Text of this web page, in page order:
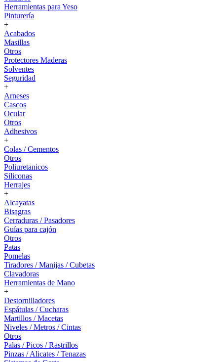
Herramientas para Yeso
Pinturería
+
Acabados
Masillas
Otros
Protectores Maderas
Solventes
Seguridad
+
Arneses
Cascos
Ocular
Otros
Adhesivos
+
Colas / Cementos
Otros
Poliuretanicos
Siliconas
Herrajes
+
Alcayatas
Bisagras
Cerraduras / Pasadores
Guías para cajón
Otros
Patas
Pomelas
Tiradores / Manijas / Cubetas
Clavadoras
Herramientas de Mano
+
Destornilladores
Espátulas / Cucharas
Martillos / Macetas
Niveles / Metros / Cintas
Otros
Palas / Picos / Rastrillos
Pinzas / Alicates / Tenazas